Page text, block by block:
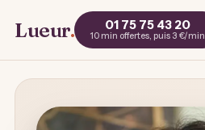
Lueur. 01 75 75 43 20
10 min offertes, puis 3 €/min